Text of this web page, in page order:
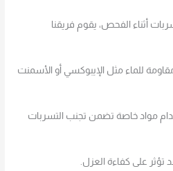
أثناء الفحص، يقوم فريقنا
للماء مثل الإيبوكسي أو الأسمنت
مواد خاصة تضمن تجنب التسربات
تؤثر على كفاءة العزل.